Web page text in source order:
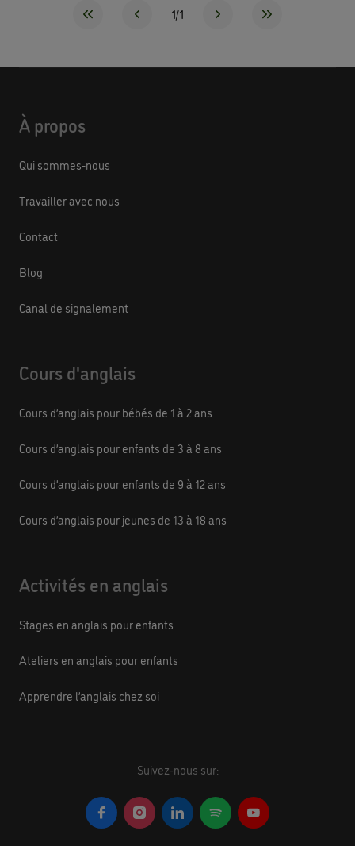
1/1
À propos
Qui sommes-nous
Travailler avec nous
Contact
Blog
Canal de signalement
Cours d'anglais
Cours d’anglais pour bébés de 1 à 2 ans
Cours d’anglais pour enfants de 3 à 8 ans
Cours d’anglais pour enfants de 9 à 12 ans
Cours d’anglais pour jeunes de 13 à 18 ans
Activités en anglais
Stages en anglais pour enfants
Ateliers en anglais pour enfants
Apprendre l’anglais chez soi
Suivez-nous sur: